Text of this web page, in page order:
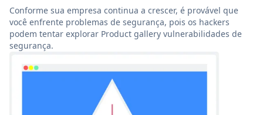
Conforme sua empresa continua a crescer, é provável que
você enfrente problemas de segurança, pois os hackers
podem tentar explorar Product gallery vulnerabilidades de
segurança.